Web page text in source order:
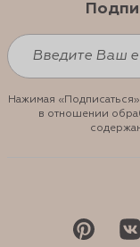
Нажимая
в отношении